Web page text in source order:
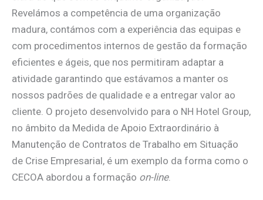
Revelámos a competência de uma organização
madura, contámos com a experiência das equipas e
com procedimentos internos de gestão da formação
eficientes e ágeis, que nos permitiram adaptar a
atividade garantindo que estávamos a manter os
nossos padrões de qualidade e a entregar valor ao
cliente. O projeto desenvolvido para o NH Hotel Group,
no âmbito da Medida de Apoio Extraordinário à
Manutenção de Contratos de Trabalho em Situação
de Crise Empresarial, é um exemplo da forma como o
CECOA abordou a formação on-line.